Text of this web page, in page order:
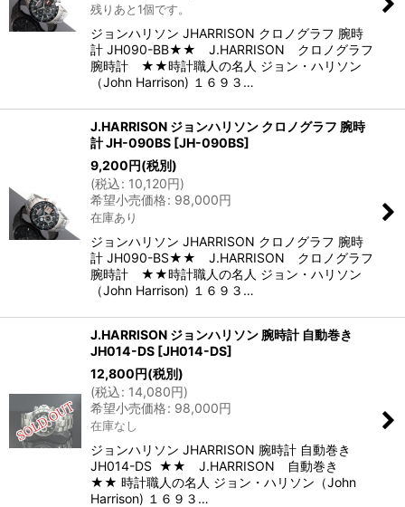
残りあと1個です。
ジョンハリソン JHARRISON クロノグラフ 腕時
計 JH090-BB★★ J.HARRISON クロノグラフ
腕時計 ★★時計職人の名人 ジョン・ハリソン
（John Harrison) １６９３…
J.HARRISON ジョンハリソン クロノグラフ 腕時
計 JH-090BS [JH-090BS]
9,200円(税別)
(税込: 10,120円)
希望小売価格: 98,000円
在庫あり
ジョンハリソン JHARRISON クロノグラフ 腕時
計 JH090-BS★★ J.HARRISON クロノグラフ
腕時計 ★★時計職人の名人 ジョン・ハリソン
（John Harrison) １６９３…
J.HARRISON ジョンハリソン 腕時計 自動巻き
JH014-DS [JH014-DS]
12,800円(税別)
(税込: 14,080円)
希望小売価格: 98,000円
在庫なし
ジョンハリソン JHARRISON 腕時計 自動巻き
JH014-DS ★★ J.HARRISON 自動巻き
★★ 時計職人の名人 ジョン・ハリソン（John
Harrison) １６９３…